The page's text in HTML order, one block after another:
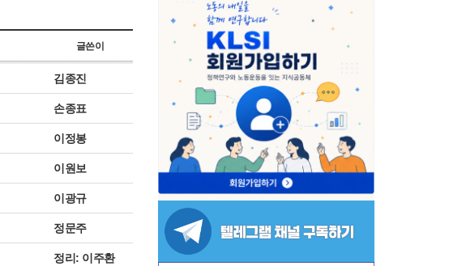
글쓴이
김종진
손종표
이정봉
이원보
이광규
정문주
정리: 이주환